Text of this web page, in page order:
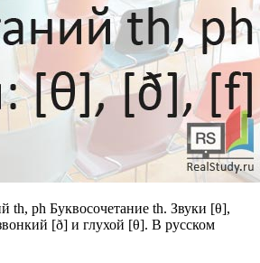
th, ph Буквосочетание th. Звуки [θ],
[ð] и глухой [θ]. В русском